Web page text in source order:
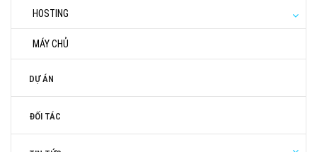
HOSTING
MÁY CHỦ
DỰ ÁN
ĐỐI TÁC